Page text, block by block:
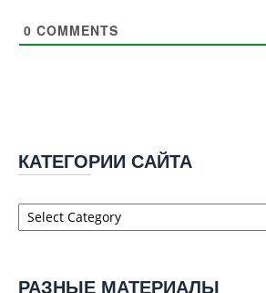
0 COMMENTS
КАТЕГОРИИ САЙТА
Категории
сайта
РАЗНЫЕ МАТЕРИАЛЫ